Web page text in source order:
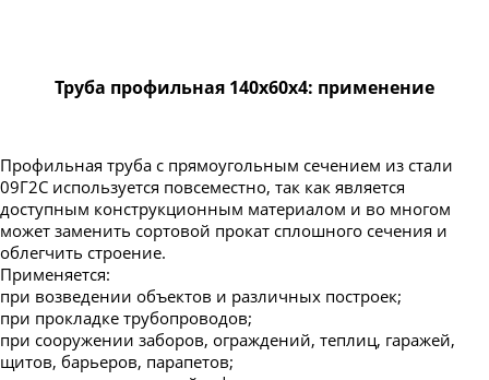
Труба профильная 140х60х4: применение
Профильная труба с прямоугольным сечением из стали
09Г2С используется повсеместно, так как является
доступным конструкционным материалом и во многом
может заменить сортовой прокат сплошного сечения и
облегчить строение.
Применяется:
при возведении объектов и различных построек;
при прокладке трубопроводов;
при сооружении заборов, ограждений, теплиц, гаражей,
щитов, барьеров, парапетов;